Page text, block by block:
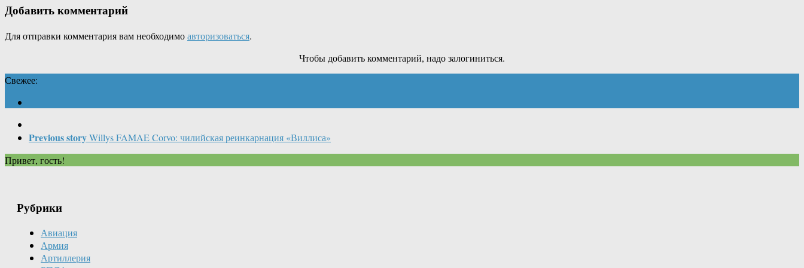
Добавить комментарий
Для отправки комментария вам необходимоавторизоваться.
Чтобы добавить комментарий, надо залогиниться.
Свежее:
Previous storyWillys FAMAE Corvo: чилийская реинкарнация «Виллиса»
Привет, гость!
Рубрики
Авиация
Армия
Артиллерия